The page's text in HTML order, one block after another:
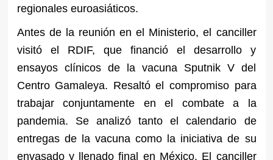
regionales euroasiáticos.
Antes de la reunión en el Ministerio, el canciller
visitó el RDIF, que financió el desarrollo y
ensayos clínicos de la vacuna Sputnik V del
Centro Gamaleya. Resaltó el compromiso para
trabajar conjuntamente en el combate a la
pandemia. Se analizó tanto el calendario de
entregas de la vacuna como la iniciativa de su
envasado y llenado final en México. El canciller